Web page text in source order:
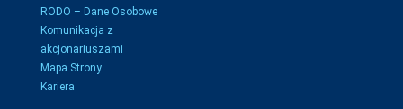
RODO – Dane Osobowe
Komunikacja z
akcjonariuszami
Mapa Strony
Kariera